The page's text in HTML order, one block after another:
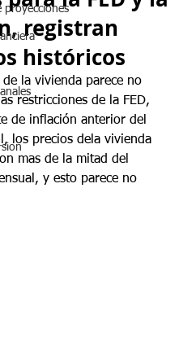
proyecciones
registran
históricos
de la vivienda parece no
restricciones de la FED,
de inflación anterior del
los precios dela vivienda
mas de la mitad del
y esto parece no